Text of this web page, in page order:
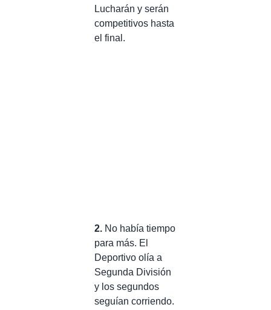
Lucharán y serán
competitivos hasta
el final.
2. No había tiempo
para más. El
Deportivo olía a
Segunda División
y los segundos
seguían corriendo.